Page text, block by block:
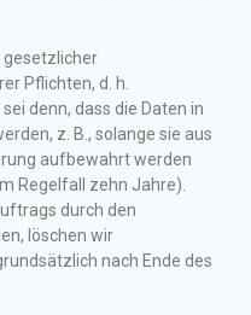
gesetzlicher
Pflichten, d. h.
denn, dass die Daten in
z. B., solange sie aus
aufbewahrt werden
Regelfall zehn Jahre).
durch den
löschen wir
nach Ende des